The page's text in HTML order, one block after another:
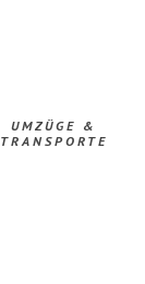
UMZÜGE &
TRANSPORTE